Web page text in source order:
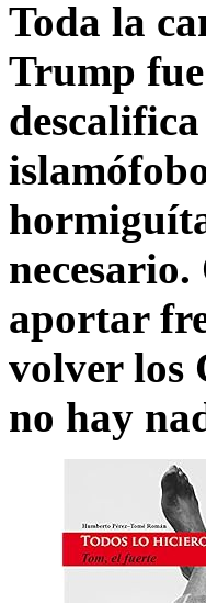
Toda la
Trump
aportar
volver los
no hay